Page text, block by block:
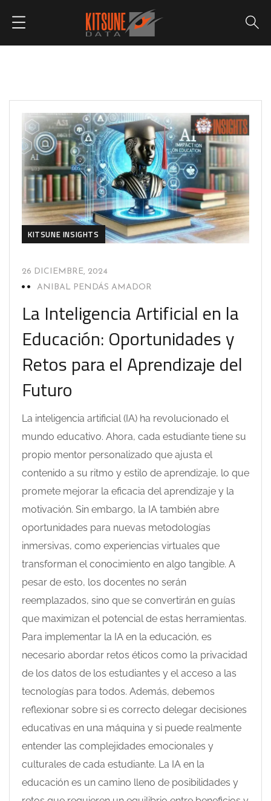
KITSUNE INSIGHTS
26 DICIEMBRE, 2024
ANIBAL PENDÁS AMADOR
La Inteligencia Artificial en la
Educación: Oportunidades y
Retos para el Aprendizaje del
Futuro
La inteligencia artificial (IA) ha revolucionado el
mundo educativo. Ahora, cada estudiante tiene su
propio mentor personalizado que ajusta el
contenido a su ritmo y estilo de aprendizaje, lo que
promete mejorar la eficacia del aprendizaje y la
motivación. Sin embargo, la IA también abre
oportunidades para nuevas metodologías
inmersivas, como experiencias virtuales que
transforman el conocimiento en algo tangible. A
pesar de esto, los docentes no serán
reemplazados, sino que se convertirán en guías
que maximizan el potencial de estas herramientas.
Para implementar la IA en la educación, es
necesario abordar retos éticos como la privacidad
de los datos de los estudiantes y el acceso a las
tecnologías para todos. Además, debemos
reflexionar sobre si es correcto delegar decisiones
educativas en una máquina y si puede realmente
entender las complejidades emocionales y
culturales de cada estudiante. La IA en la
educación es un camino lleno de posibilidades y